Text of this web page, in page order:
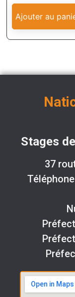
Ajouter au
Stages
37